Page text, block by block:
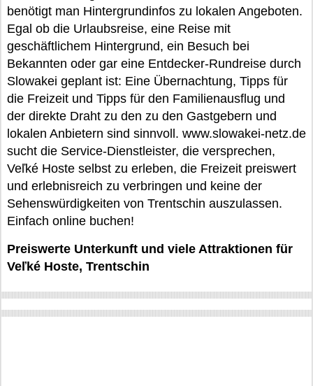
benötigt man Hintergrundinfos zu lokalen Angeboten.
Egal ob die Urlaubsreise, eine Reise mit
geschäftlichem Hintergrund, ein Besuch bei
Bekannten oder gar eine Entdecker-Rundreise durch
Slowakei geplant ist: Eine Übernachtung, Tipps für
die Freizeit und Tipps für den Familienausflug und
der direkte Draht zu den zu den Gastgebern und
lokalen Anbietern sind sinnvoll. www.slowakei-netz.de
sucht die Service-Dienstleister, die versprechen,
Veľké Hoste selbst zu erleben, die Freizeit preiswert
und erlebnisreich zu verbringen und keine der
Sehenswürdigkeiten von Trentschin auszulassen.
Einfach online buchen!
Preiswerte Unterkunft und viele Attraktionen für
Veľké Hoste, Trentschin